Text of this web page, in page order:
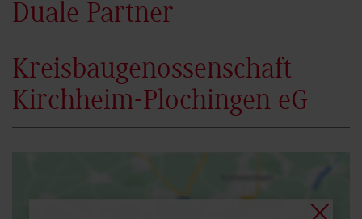
Duale Partner
Kreisbaugenossenschaft
Kirchheim-Plochingen eG